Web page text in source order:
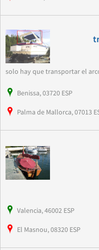
solo hay que transportar el
Benissa, 03720 ESP
Palma de Mallorca, 07013
Valencia, 46002 ESP
El Masnou, 08320 ESP